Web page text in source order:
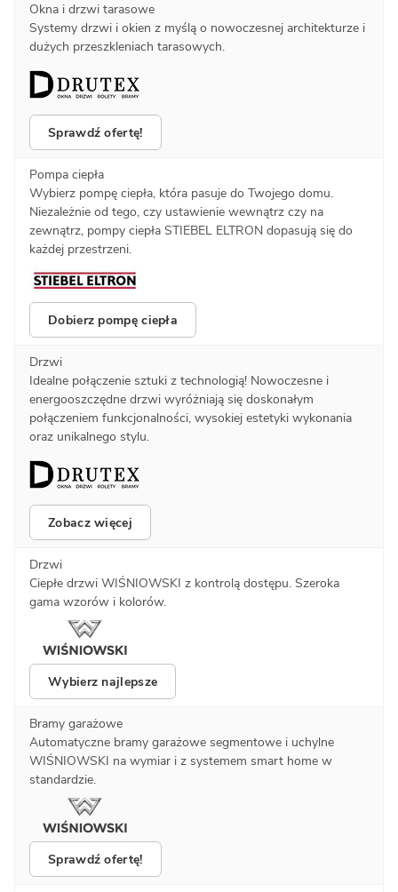
Okna i drzwi tarasowe
Systemy drzwi i okien z myślą o nowoczesnej architekturze i
dużych przeszkleniach tarasowych.
Sprawdź ofertę!
Pompa ciepła
Wybierz pompę ciepła, która pasuje do Twojego domu.
Niezależnie od tego, czy ustawienie wewnątrz czy na
zewnątrz, pompy ciepła STIEBEL ELTRON dopasują się do
każdej przestrzeni.
Dobierz pompę ciepła
Drzwi
Idealne połączenie sztuki z technologią! Nowoczesne i
energooszczędne drzwi wyróżniają się doskonałym
połączeniem funkcjonalności, wysokiej estetyki wykonania
oraz unikalnego stylu.
Zobacz więcej
Drzwi
Ciepłe drzwi WIŚNIOWSKI z kontrolą dostępu. Szeroka
gama wzorów i kolorów.
Wybierz najlepsze
Bramy garażowe
Automatyczne bramy garażowe segmentowe i uchylne
WIŚNIOWSKI na wymiar i z systemem smart home w
standardzie.
Sprawdź ofertę!